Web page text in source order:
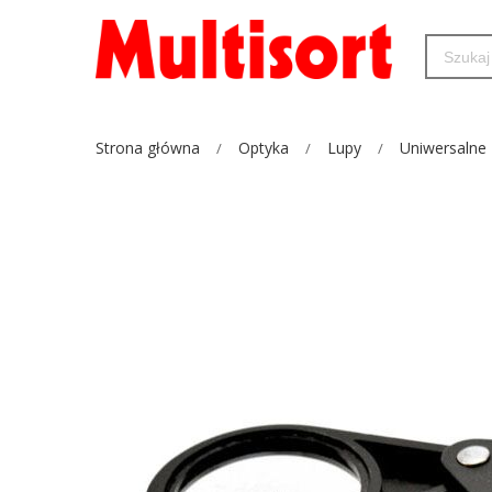
Strona główna Optyka Lupy Uniwersalne